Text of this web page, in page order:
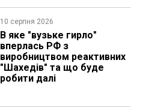
10 серпня 2026
В яке "вузьке гирло"
вперлась РФ з
виробництвом реактивних
"Шахедів" та що буде
робити далі